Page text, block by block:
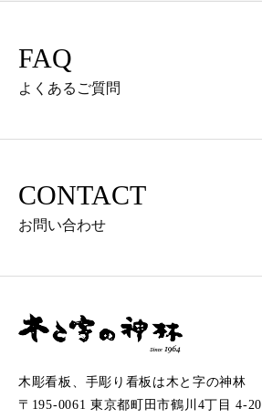
FAQ
よくあるご質問
CONTACT
お問い合わせ
木彫看板、手彫り看板は木と字の神林
〒195-0061 東京都町田市鶴川4丁目 4-20